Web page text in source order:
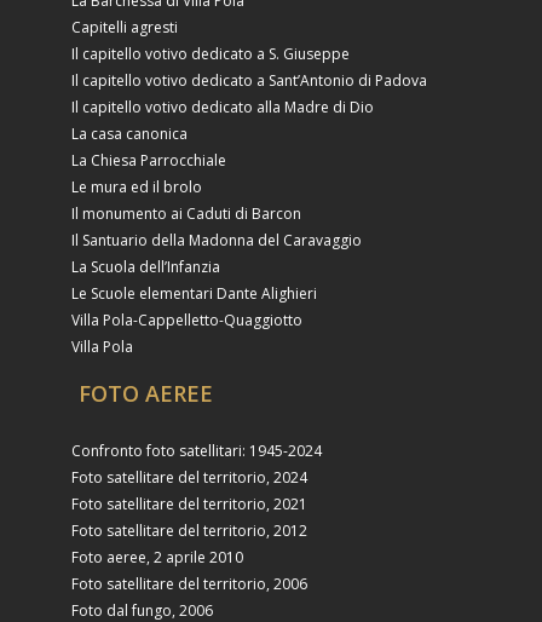
Capitelli agresti
Il capitello votivo dedicato a S. Giuseppe
Il capitello votivo dedicato a Sant’Antonio di Padova
Il capitello votivo dedicato alla Madre di Dio
La casa canonica
La Chiesa Parrocchiale
Le mura ed il brolo
Il monumento ai Caduti di Barcon
Il Santuario della Madonna del Caravaggio
La Scuola dell’Infanzia
Le Scuole elementari Dante Alighieri
Villa Pola-Cappelletto-Quaggiotto
Villa Pola
FOTO AEREE
Confronto foto satellitari: 1945-2024
Foto satellitare del territorio, 2024
Foto satellitare del territorio, 2021
Foto satellitare del territorio, 2012
Foto aeree, 2 aprile 2010
Foto satellitare del territorio, 2006
Foto dal fungo, 2006